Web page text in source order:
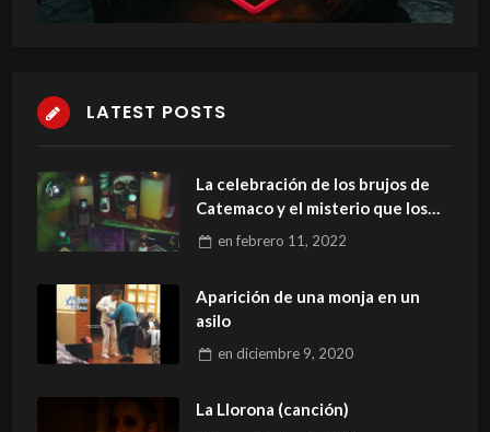
LATEST POSTS
La celebración de los brujos de
Catemaco y el misterio que los
rodea.
en febrero 11, 2022
Aparición de una monja en un
asilo
en diciembre 9, 2020
La Llorona (canción)